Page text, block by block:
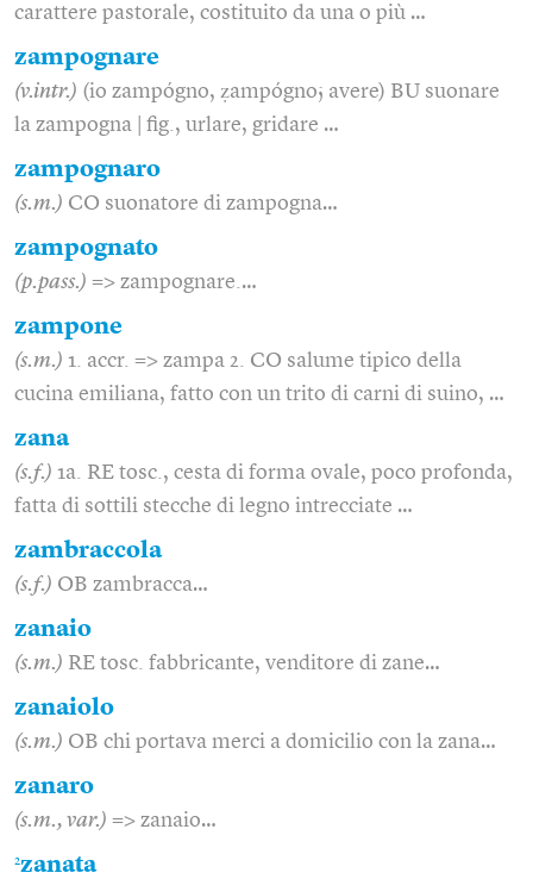
carattere pastorale, costituito da una o più …
zampognare
(v.intr.) (io zampógno, ẓampógno; avere) BU suonare
la zampogna | fig., urlare, gridare …
zampognaro
(s.m.) CO suonatore di zampogna…
zampognato
(p.pass.) => zampognare.…
zampone
(s.m.) 1. accr. => zampa 2. CO salume tipico della
cucina emiliana, fatto con un trito di carni di suino, …
zana
(s.f.) 1a. RE tosc., cesta di forma ovale, poco profonda,
fatta di sottili stecche di legno intrecciate …
zambraccola
(s.f.) OB zambracca…
zanaio
(s.m.) RE tosc. fabbricante, venditore di zane…
zanaiolo
(s.m.) OB chi portava merci a domicilio con la zana…
zanaro
(s.m., var.) => zanaio…
2zanata